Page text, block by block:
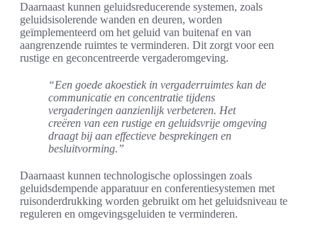
Daarnaast kunnen geluidsreducerende systemen, zoals
geluidsisolerende wanden en deuren, worden
geïmplementeerd om het geluid van buitenaf en van
aangrenzende ruimtes te verminderen. Dit zorgt voor een
rustige en geconcentreerde vergaderomgeving.
“Een goede akoestiek in vergaderruimtes kan de
communicatie en concentratie tijdens
vergaderingen aanzienlijk verbeteren. Het
creëren van een rustige en geluidsvrije omgeving
draagt bij aan effectieve besprekingen en
besluitvorming.”
Daarnaast kunnen technologische oplossingen zoals
geluidsdempende apparatuur en conferentiesystemen met
ruisonderdrukking worden gebruikt om het geluidsniveau te
reguleren en omgevingsgeluiden te verminderen.